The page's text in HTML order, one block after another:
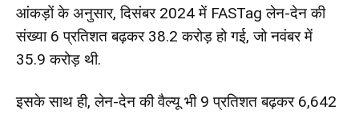
आंकड़ों के अनुसार, दिसंबर 2024 में FASTag लेन-देन की
संख्या 6 प्रतिशत बढ़कर 38.2 करोड़ हो गई, जो नवंबर में
35.9 करोड़ थी.
इसके साथ ही, लेन-देन की वैल्यू भी 9 प्रतिशत बढ़कर 6,642